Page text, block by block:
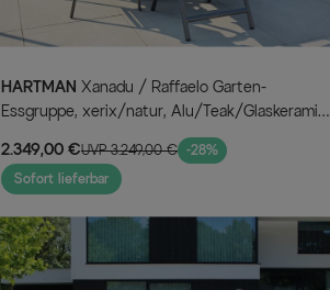
HARTMAN
Essgruppe, xerix/natur, Alu/Teak/Glaskeramik,
6 Dining Sessel, 2 Klappstühle,
160/220x100cm, Teak Armlehnen
2.349,00 €UVP 3.249,00 € -28%
Sofort lieferbar